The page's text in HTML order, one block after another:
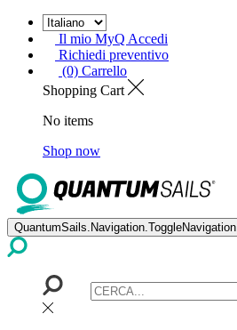
Il mio MyQ Accedi
Richiedi preventivo
(0) Carrello
Shopping Cart
No items
Shop now
QuantumSails.Navigation.ToggleNavigation